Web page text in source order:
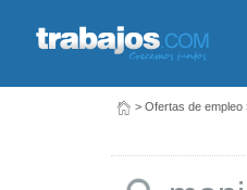
> Ofertas de empleo